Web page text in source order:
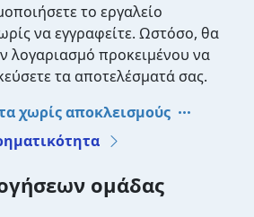
το εργαλείο
να εγγραφείτε. Ωστόσο, θα
λογαριασμό προκειμένου να
τα αποτελέσματά σας.
χωρίς αποκλεισμούς
ομάδας